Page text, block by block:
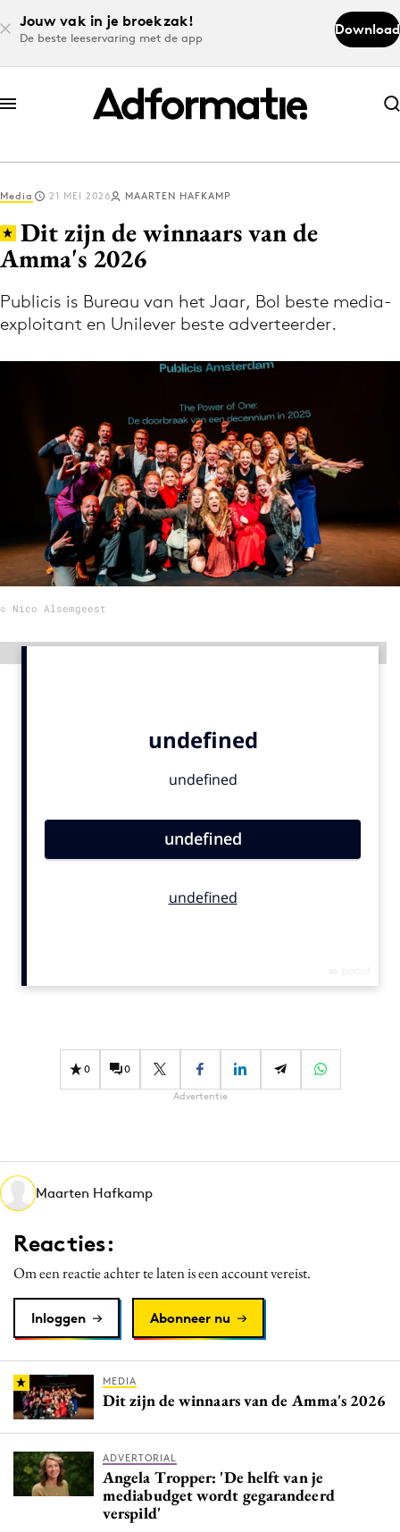
Jouw vak in je broekzak!
De beste leeservaring met de app
Download
Abonneer nu
Abonneer nu
Log in
Volg het laatste nieuws via de Adformatie
Nieuws app
Menu
9 sept: GenAI-training
12 nov: MarketingLive!
Adverteren
Events
Opleidingen
Vacatures
Bureaus
Effectiviteit
Interne communicatie
Martech
Merkstrategie
PR
Programmatic
Purpose Marketing
Media 21 MEI 2026 MAARTEN HAFKAMP
Dit zijn de winnaars van de
Amma's 2026
Publicis is Bureau van het Jaar, Bol beste media-
exploitant en Unilever beste adverteerder.
© Nico Alsemgeest
0 0
Advertentie
Maarten Hafkamp
Reacties:
Om een reactie achter te laten is een account vereist.
Inloggen Abonneer nu
MEDIA
Dit zijn de winnaars van de Amma's 2026
ADVERTORIAL
Angela Tropper: 'De helft van je
mediabudget wordt gegarandeerd
verspild'